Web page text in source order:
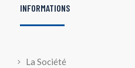
INFORMATIONS
La Société